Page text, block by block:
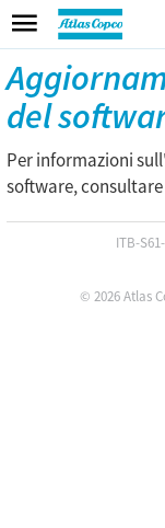
del
Per informazioni
software,
ITB-
© 2026 Atlas